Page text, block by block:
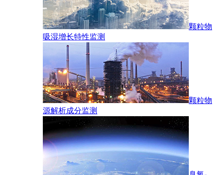
颗粒物
吸湿增长特性监测
颗粒物
源解析成分监测